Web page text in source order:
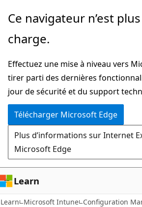
Passer
directement
au
principal
Ce navigateur n’est
charge.
Effectuez une mise à niveau vers
tirer parti des dernières
jour de sécurité et du support
Télécharger Microsoft Edge
Plus d’informations sur Internet
Microsoft Edge
Learn
Learn Microsoft Intune Configuration